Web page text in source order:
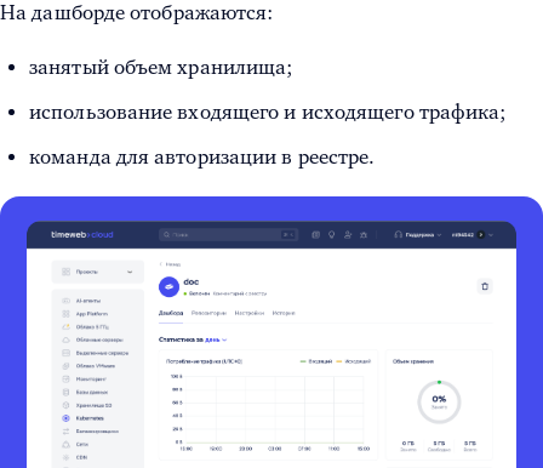
На дашборде отображаются:
занятый объем хранилища;
использование входящего и исходящего трафика;
команда для авторизации в реестре.